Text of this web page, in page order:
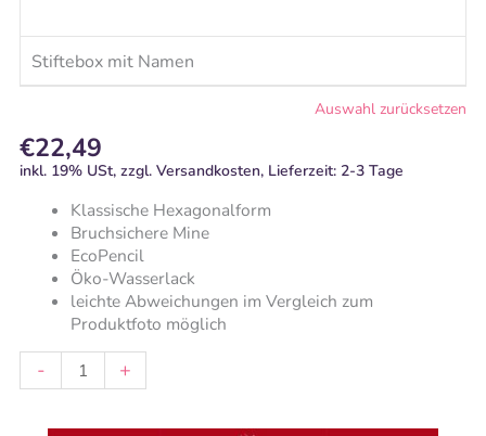
Stiftebox mit Namen
€22,49
inkl. 19% USt, zzgl. Versandkosten, Lieferzeit: 2-3 Tage
Klassische Hexagonalform
Bruchsichere Mine
EcoPencil
Öko-Wasserlack
leichte Abweichungen im Vergleich zum
Produktfoto möglich
- +